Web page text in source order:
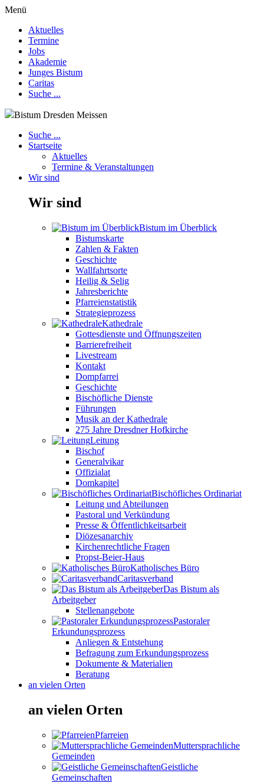
Menü
Aktuelles
Termine
Jobs
Akademie
Junges Bistum
Caritas
Suche ...
Bistum Dresden Meissen
Suche ...
Startseite
Aktuelles
Termine & Veranstaltungen
Wir sind
Wir sind
Bistum im Überblick
Bistumskarte
Zahlen & Fakten
Geschichte
Wallfahrtsorte
Heilig & Selig
Jahresberichte
Pfarreienstatistik
Strategieprozess
Kathedrale
Gottesdienste und Öffnungszeiten
Barrierefreiheit
Livestream
Kontakt
Dompfarrei
Geschichte
Bischöfliche Dienste
Führungen
Musik an der Kathedrale
275 Jahre Dresdner Hofkirche
Leitung
Bischof
Generalvikar
Offizialat
Domkapitel
Bischöfliches Ordinariat
Leitung und Abteilungen
Pastoral und Verkündung
Presse & Öffentlichkeitsarbeit
Diözesanarchiv
Kirchenrechtliche Fragen
Propst-Beier-Haus
Katholisches Büro
Caritasverband
Das Bistum als
Arbeitgeber
Stellenangebote
Pastoraler
Erkundungsprozess
Anliegen & Entstehung
Befragung zum Erkundungsprozess
Dokumente & Materialien
Beratung
an vielen Orten
an vielen Orten
Pfarreien
Muttersprachliche
Gemeinden
Geistliche
Gemeinschaften